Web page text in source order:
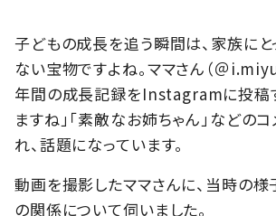
子どもの成長を追う瞬間は、家族に
ない宝物ですよね。ママさん（＠
年間の成長記録をInstagramに投稿
ますね」「素敵なお姉ちゃん」などの
れ、話題になっています。
動画を撮影したママさんに、当時の
の関係について伺いました。